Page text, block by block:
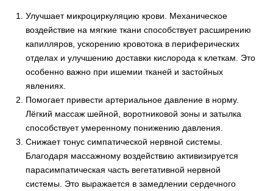
Улучшает микроциркуляцию крови. Механическое
воздействие на мягкие ткани способствует расширению
капилляров, ускорению кровотока в периферических
отделах и улучшению доставки кислорода к клеткам. Это
особенно важно при ишемии тканей и застойных
явлениях.
Помогает привести артериальное давление в норму.
Лёгкий массаж шейной, воротниковой зоны и затылка
способствует умеренному понижению давления.
Снижает тонус симпатической нервной системы.
Благодаря массажному воздействию активизируется
парасимпатическая часть вегетативной нервной
системы. Это выражается в замедлении сердечного